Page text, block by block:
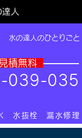
人
水の達人のひとりごと
積無料
039-035
水抜栓 漏水修理